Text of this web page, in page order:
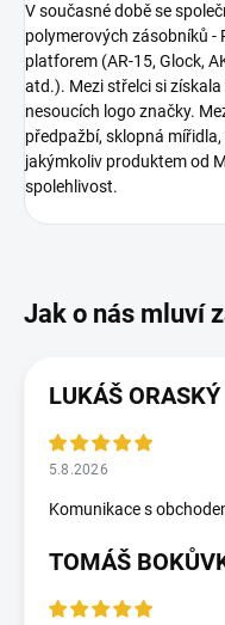
V současné době se
polymerových zásobníků -
platforem (AR-15, Glock,
atd.). Mezi střelci si
nesoucích logo značky.
předpažbí, sklopná
jakýmkoliv produktem od
spolehlivost.
LUKÁŠ ORASKÝ
5.8.2026
Komunikace s
TOMÁŠ